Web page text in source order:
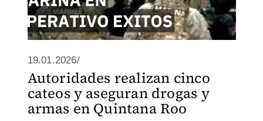
19.01.2026/
Autoridades realizan cinco
cateos y aseguran drogas y
armas en Quintana Roo